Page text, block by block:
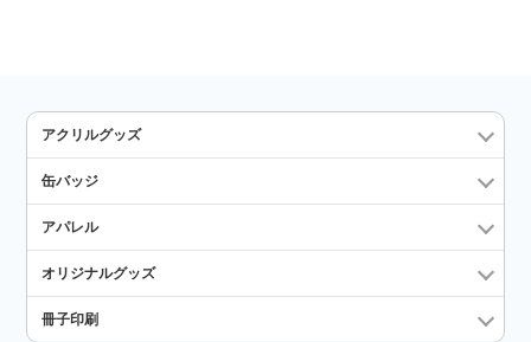
アクリルグッズ
缶バッジ
アパレル
オリジナルグッズ
冊子印刷